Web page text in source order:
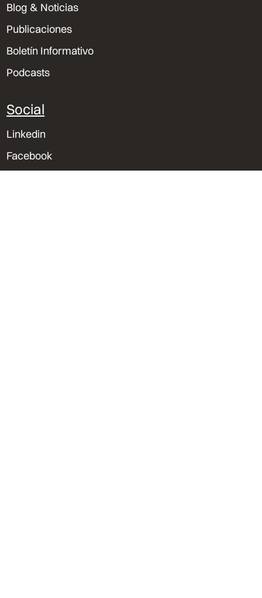
Blog & Noticias
Publicaciones
Boletín Informativo
Podcasts
Social
Linkedin
Facebook